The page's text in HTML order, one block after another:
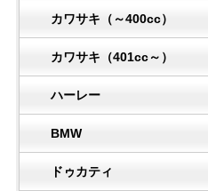
カワサキ（～400cc）
カワサキ（401cc～）
ハーレー
BMW
ドゥカティ